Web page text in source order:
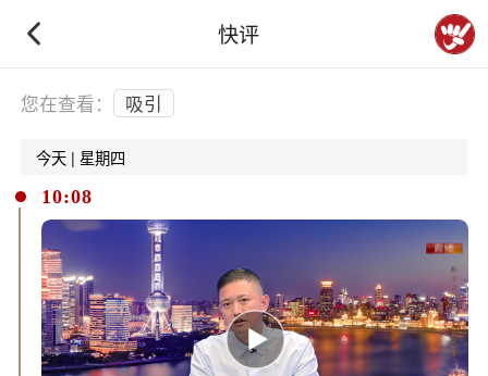
快评
下拉刷新
您在查看： 吸引
今天 | 星期四
10:08